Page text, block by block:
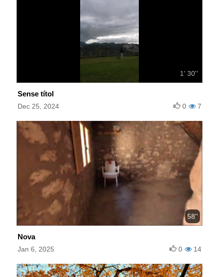
1' 30''
Sense títol
Dec 25, 2024 7
0
58''
Nova
Jan 6, 2025 14
0